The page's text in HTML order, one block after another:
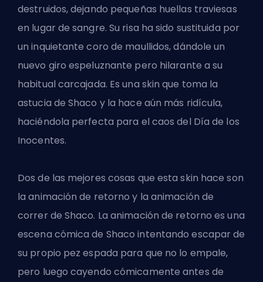
destruidos, dejando pequeñas huellas traviesas
en lugar de sangre. Su risa ha sido sustituida por
un inquietante coro de maullidos, dándole un
nuevo giro espeluznante pero hilarante a su
habitual carcajada. Es una skin que toma la
astucia de Shaco y la hace aún más ridícula,
haciéndola perfecta para el caos del Día de los
Inocentes.
Dos de las mejores cosas que estaskin hace son
la animación de retorno y la animación de
correr de Shaco. La animación de retorno es una
escena cómica de Shaco intentando escapar de
su propio pez espada para que no lo empale,
pero luego cayendo cómicamente antes de